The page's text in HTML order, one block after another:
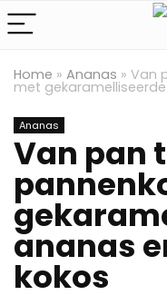
Home » Ananas » Van
met
Ananas
Van pan
ananas
kokos